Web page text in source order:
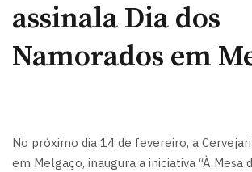
assinala Dia dos
Namorados em
No próximo dia 14 de fevereiro, a
em Melgaço, inaugura a iniciativa “À Mesa